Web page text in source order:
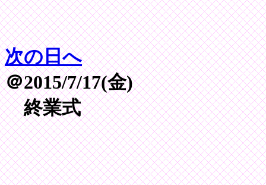
次の日へ
＠2015/7/17(金)
終業式